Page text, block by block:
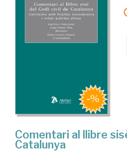
Comentari al llibre
Catalunya